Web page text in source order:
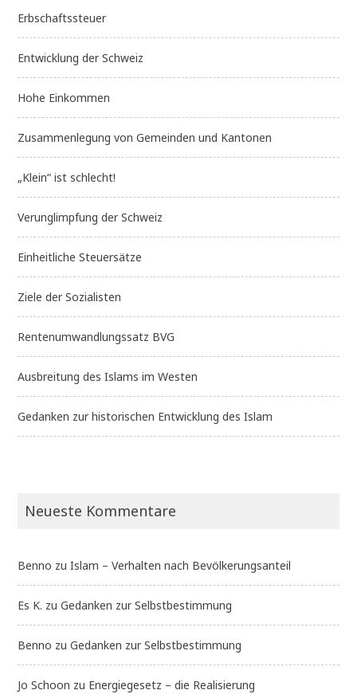
Erbschaftssteuer
Entwicklung der Schweiz
Hohe Einkommen
Zusammenlegung von Gemeinden und Kantonen
„Klein“ ist schlecht!
Verunglimpfung der Schweiz
Einheitliche Steuersätze
Ziele der Sozialisten
Rentenumwandlungssatz BVG
Ausbreitung des Islams im Westen
Gedanken zur historischen Entwicklung des Islam
Neueste Kommentare
Benno zuIslam – Verhalten nach Bevölkerungsanteil
Es K. zuGedanken zur Selbstbestimmung
Benno zuGedanken zur Selbstbestimmung
Jo Schoon zu Energiegesetz – die Realisierung